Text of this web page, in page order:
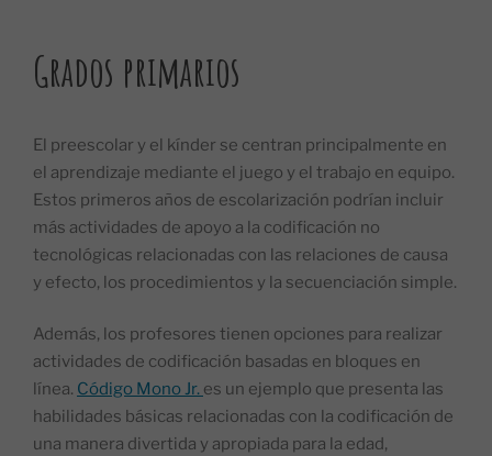
Grados primarios
El preescolar y el kínder se centran principalmente en
el aprendizaje mediante el juego y el trabajo en equipo.
Estos primeros años de escolarización podrían incluir
más actividades de apoyo a la codificación no
tecnológicas relacionadas con las relaciones de causa
y efecto, los procedimientos y la secuenciación simple.
Además, los profesores tienen opciones para realizar
actividades de codificación basadas en bloques en
línea. Código Mono Jr. es un ejemplo que presenta las
habilidades básicas relacionadas con la codificación de
una manera divertida y apropiada para la edad,